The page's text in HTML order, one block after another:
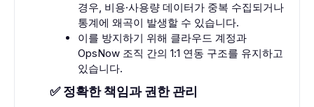
경우, 비용·사용량 데이터가 중복 수집되거나
통계에 왜곡이 발생할 수 있습니다.
이를 방지하기 위해 클라우드 계정과
OpsNow 조직 간의 1:1 연동 구조를 유지하고
있습니다.
✅ 정확한 책임과 권한 관리